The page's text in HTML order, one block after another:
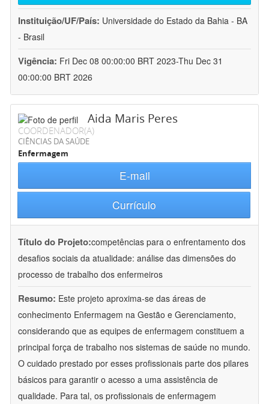
Instituição/UF/País: Universidade do Estado da Bahia - BA
- Brasil
Vigência: Fri Dec 08 00:00:00 BRT 2023-Thu Dec 31
00:00:00 BRT 2026
Aida Maris Peres
COORDENADOR(A)
CIÊNCIAS DA SAÚDE
Enfermagem
E-mail
Currículo
Título do Projeto:competências para o enfrentamento dos
desafios sociais da atualidade: análise das dimensões do
processo de trabalho dos enfermeiros
Resumo: Este projeto aproxima-se das áreas de
conhecimento Enfermagem na Gestão e Gerenciamento,
considerando que as equipes de enfermagem constituem a
principal força de trabalho nos sistemas de saúde no mundo.
O cuidado prestado por esses profissionais parte dos pilares
básicos para garantir o acesso a uma assistência de
qualidade. Para tal, os profissionais de enfermagem